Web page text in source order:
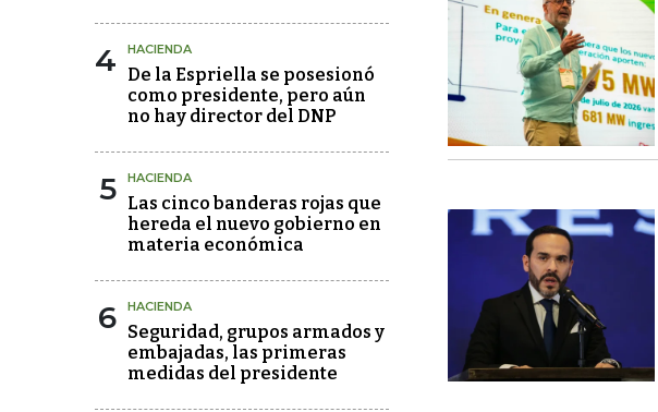
4 HACIENDA
De la Espriella se posesionó
como presidente, pero aún
no hay director del DNP
5 HACIENDA
Las cinco banderas rojas que
hereda el nuevo gobierno en
materia económica
6 HACIENDA
Seguridad, grupos armados y
embajadas, las primeras
medidas del presidente